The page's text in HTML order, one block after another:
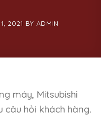
2021 BY ADMIN
máy, Mitsubishi
câu hỏi khách hàng.